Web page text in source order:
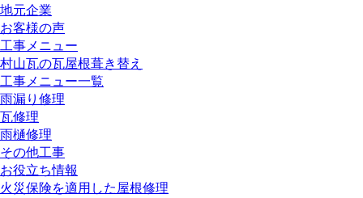
地元企業
お客様の声
工事メニュー
村山瓦の瓦屋根葺き替え
工事メニュー一覧
雨漏り修理
瓦修理
雨樋修理
その他工事
お役立ち情報
火災保険を適用した屋根修理